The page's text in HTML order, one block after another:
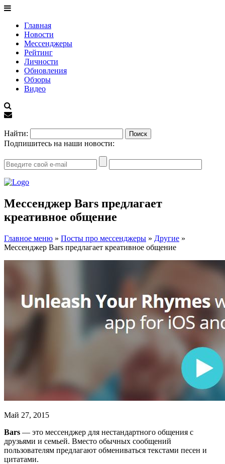
Главная
Новости
Мессенджеры
Рейтинг
Личности
Обновления
Обзоры
Видео
Найти:
Подпишитесь на наши новости:
Мессенджер Bars предлагает
креативное общение
Главное меню » Посты про мессенджеры » Другие »
Мессенджер Bars предлагает креативное общение
Май 27, 2015
Bars — это мессенджер для нестандартного общения с
друзьями и семьей. Вместо обычных сообщений
пользователям предлагают обмениваться текстами песен и
цитатами.